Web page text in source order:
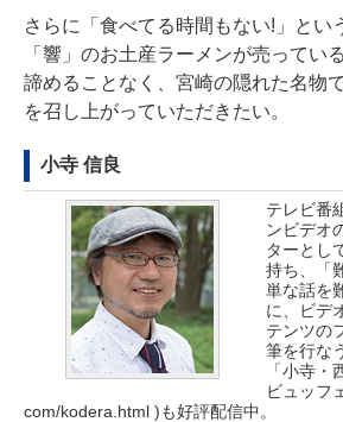
さらに「食べてる時間もない!」とい
「響」のお土産ラーメンが売ってい
諦めることなく、宮崎の隠れた名物
を召し上がっていただきたい。
小寺 信良
テレビ番
ンビデオ
ターとし
持ち、「
単な話を
に、ビデ
テンツの
筆を行な
「小寺・
ビュッフ
com/kodera.html)も好評配信中。